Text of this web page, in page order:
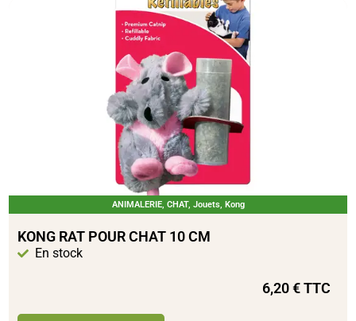
ANIMALERIE, CHAT, Jouets, Kong
KONG RAT POUR CHAT 10 CM
En stock
6,20€TTC